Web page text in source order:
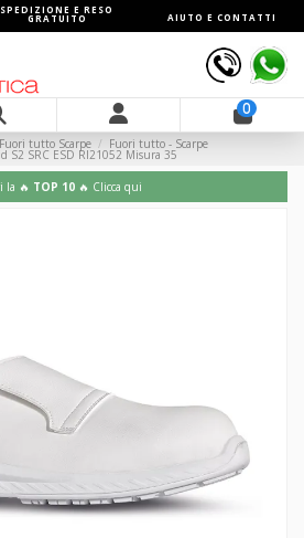
SPEDIZIONE E RESO
GRATUITO AIUTO E CONTATTI
0
Fuori tutto Scarpe Fuori tutto - Scarpe
SRC ESD RI21052 Misura 35
la 🔥 TOP 10 🔥 Clicca qui